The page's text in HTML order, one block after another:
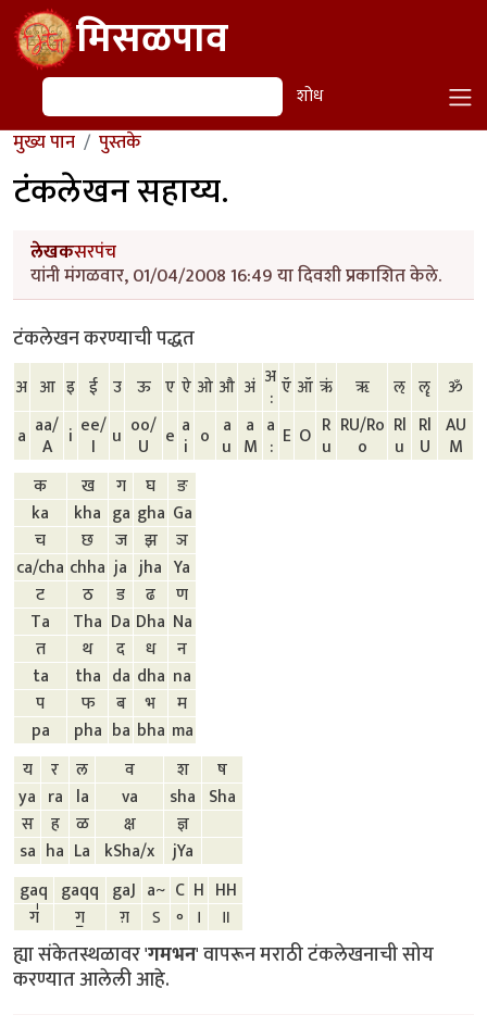
Skip to main contentमिसळपाव
शोध शोध
मुख्य पान पुस्तके
टंकलेखन सहाय्य.
लेखकसरपंच
यांनी मंगळवार, 01/04/2008 16:49 या दिवशी प्रकाशित केले.
टंकलेखन करण्याची पद्धत
अ आ इ ई उ ऊ ए ऐ ओ औ अं अ
: ऍ ऑ ऋं ॠ ऌ ॡ
ॐ
a aa/
A i ee/
I u oo/
U e a
i o a
u
a
M
a
: E O R
u
RU/Ro
o
Rl
u
Rl
U
AU
M
क
ख ग घ
ङ
ka
kha ga gha Ga
च
छ ज झ
ञ
ca/cha chha ja jha Ya
ट
ठ ड ढ
ण
Ta
Tha Da Dha Na
त
थ द ध
न
ta
tha da dha na
प
फ ब भ
म
pa
pha ba bha ma
य
र ल व श
ष
ya ra la va sha Sha
स
ह ळ क्ष
ज्ञ
sa ha La kSha/x
jYa
gaq gaqq gaJ a~ C H HH
ग॑
ग॒ ग़ ऽ ॰ । ॥
ह्या संकेतस्थळावर 'गमभन' वापरून मराठी टंकलेखनाची सोय
करण्यात आलेली आहे.